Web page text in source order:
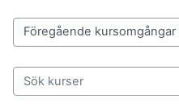
Kurskategorier
Sök kurser